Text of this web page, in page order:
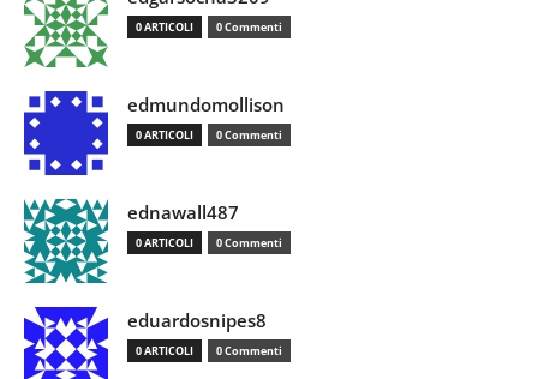
0 ARTICOLI 0 Commenti
edmundomollison
0 ARTICOLI 0 Commenti
ednawall487
0 ARTICOLI 0 Commenti
eduardosnipes8
0 ARTICOLI 0 Commenti